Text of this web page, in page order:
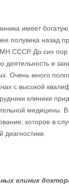
имеет
полувека назад
СССР. До сих пор
деятельность и
Очень много
с высокой
клиники
медицины. В
которое в
клиник